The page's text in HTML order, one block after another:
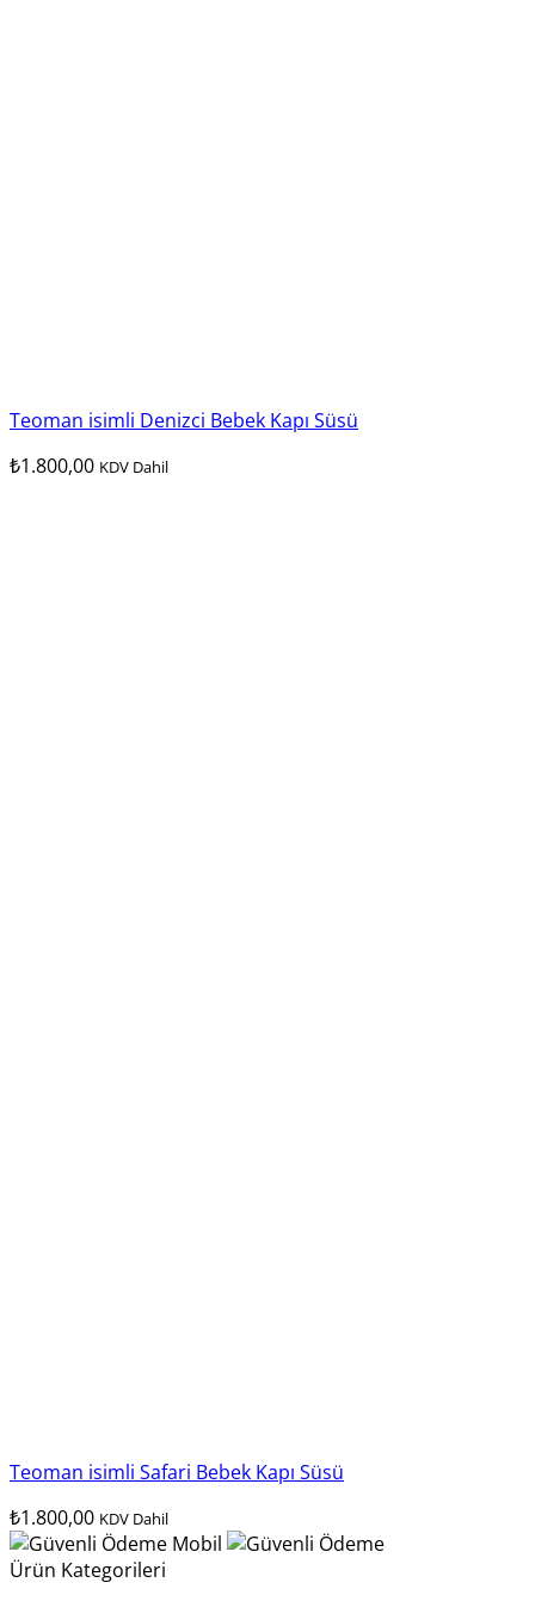
Teoman isimli Denizci Bebek Kapı Süsü
₺1.800,00 KDV Dahil
Teoman isimli Safari Bebek Kapı Süsü
₺1.800,00 KDV Dahil
Ürün Kategorileri